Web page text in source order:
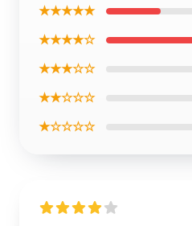
★★★★★
★★★★☆
★★★☆☆
★★☆☆☆
★☆☆☆☆